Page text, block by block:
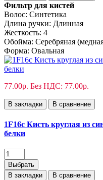
Фильтр для кистей
Волос: Синтетика
Длина ручки: Длинная
Жесткость: 4
Обойма: Cеребряная
Форма: Овальная
77.00р. Без НДС: 77.00р.
В закладки В сравнение
1F16с Кисть круглая из
белки
Выбрать
В закладки
В сравнение